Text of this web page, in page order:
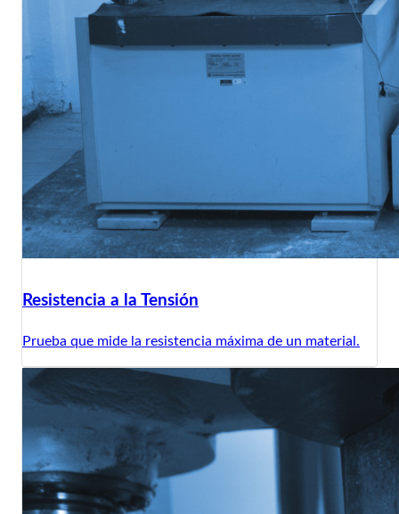
Resistencia a la Tensión
Prueba que mide la resistencia máxima de un material.